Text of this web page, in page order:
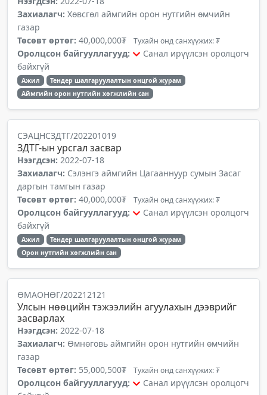
Захиалагч: Хөвсгөл аймгийн орон нутгийн өмчийн
газар
Төсөвт өртөг: 40,000,000₮ Тухайн онд санхүүжих: ₮
Оролцсон байгууллагууд:
Санал ирүүлсэн оролцогч
байхгүй
Ажил
Тендер шалгаруулалтын онцгой журам
Аймгийн орон нутгийн хөгжлийн сан
СЭАЦНСЗДТГ/202201019
ЗДТГ-ын урсгал засвар
Нээгдсэн: 2022-07-18
Захиалагч: Сэлэнгэ аймгийн Цагааннуур сумын Засаг
даргын тамгын газар
Төсөвт өртөг: 40,000,000₮ Тухайн онд санхүүжих: ₮
Оролцсон байгууллагууд:
Санал ирүүлсэн оролцогч
байхгүй
Ажил
Тендер шалгаруулалтын онцгой журам
Орон нутгийн хөгжлийн сан
ӨМАОНӨГ/202212121
Улсын нөөцийн тэжээлийн агуулахын дээврийг
засварлах
Нээгдсэн: 2022-07-18
Захиалагч: Өмнөговь аймгийн орон нутгийн өмчийн
газар
Төсөвт өртөг: 55,000,500₮ Тухайн онд санхүүжих: ₮
Оролцсон байгууллагууд:
Санал ирүүлсэн оролцогч